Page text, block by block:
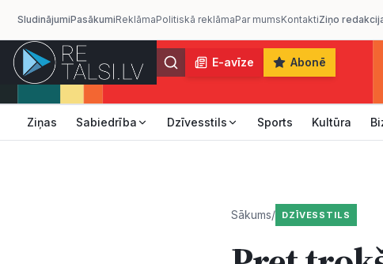
SludinājumiPasākumiReklāmaPolitiskā reklāmaPar mumsKontaktiZiņo
E-avīze Abonē
Ziņas Sabiedrība Dzīvesstils Sports Kultūra
Sākums/ DZĪVESSTILS